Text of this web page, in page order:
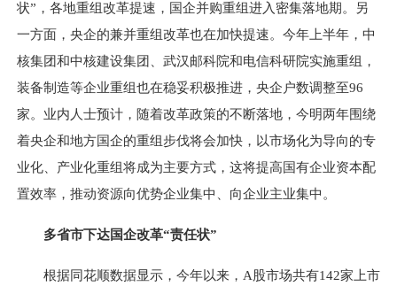
状”，各地重组改革提速，国企并购重组进入密集落地期。另
一方面，央企的兼并重组改革也在加快提速。今年上半年，中
核集团和中核建设集团、武汉邮科院和电信科研院实施重组，
装备制造等企业重组也在稳妥积极推进，央企户数调整至96
家。业内人士预计，随着改革政策的不断落地，今明两年围绕
着央企和地方国企的重组步伐将会加快，以市场化为导向的专
业化、产业化重组将成为主要方式，这将提高国有企业资本配
置效率，推动资源向优势企业集中、向企业主业集中。
多省市下达国企改革“责任状”
根据同花顺数据显示，今年以来，A股市场共有142家上市